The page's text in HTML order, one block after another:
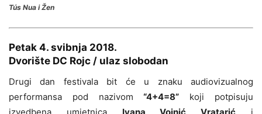
Tús Nua i Žen
Petak 4. svibnja 2018.
Dvorište DC Rojc / ulaz slobodan
Drugi dan festivala bit će u znaku audiovizualnog
performansa pod nazivom“4+4=8” koji potpisuju
izvedbena umjetnica Ivana Vojnić Vratarić i